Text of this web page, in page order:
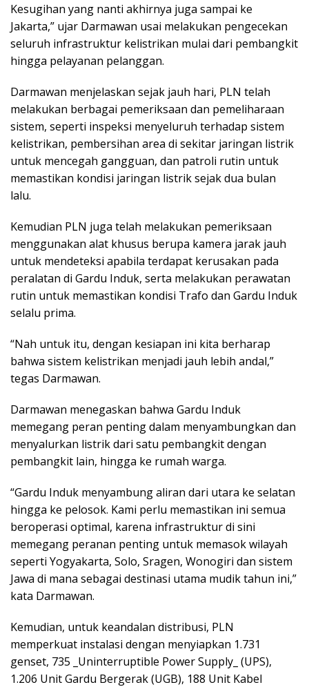
Kesugihan yang nanti akhirnya juga sampai ke
Jakarta,” ujar Darmawan usai melakukan pengecekan
seluruh infrastruktur kelistrikan mulai dari pembangkit
hingga pelayanan pelanggan.
Darmawan menjelaskan sejak jauh hari, PLN telah
melakukan berbagai pemeriksaan dan pemeliharaan
sistem, seperti inspeksi menyeluruh terhadap sistem
kelistrikan, pembersihan area di sekitar jaringan listrik
untuk mencegah gangguan, dan patroli rutin untuk
memastikan kondisi jaringan listrik sejak dua bulan
lalu.
Kemudian PLN juga telah melakukan pemeriksaan
menggunakan alat khusus berupa kamera jarak jauh
untuk mendeteksi apabila terdapat kerusakan pada
peralatan di Gardu Induk, serta melakukan perawatan
rutin untuk memastikan kondisi Trafo dan Gardu Induk
selalu prima.
“Nah untuk itu, dengan kesiapan ini kita berharap
bahwa sistem kelistrikan menjadi jauh lebih andal,”
tegas Darmawan.
Darmawan menegaskan bahwa Gardu Induk
memegang peran penting dalam menyambungkan dan
menyalurkan listrik dari satu pembangkit dengan
pembangkit lain, hingga ke rumah warga.
“Gardu Induk menyambung aliran dari utara ke selatan
hingga ke pelosok. Kami perlu memastikan ini semua
beroperasi optimal, karena infrastruktur di sini
memegang peranan penting untuk memasok wilayah
seperti Yogyakarta, Solo, Sragen, Wonogiri dan sistem
Jawa di mana sebagai destinasi utama mudik tahun ini,”
kata Darmawan.
Kemudian, untuk keandalan distribusi, PLN
memperkuat instalasi dengan menyiapkan 1.731
genset, 735 _Uninterruptible Power Supply_ (UPS),
1.206 Unit Gardu Bergerak (UGB), 188 Unit Kabel